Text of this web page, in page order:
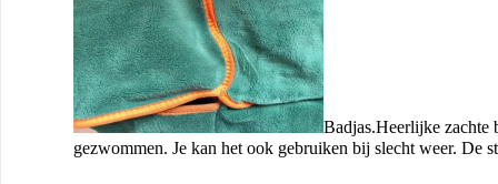
Badjas.Heerlijke zachte
gezwommen. Je kan het ook gebruiken bij slecht weer. De